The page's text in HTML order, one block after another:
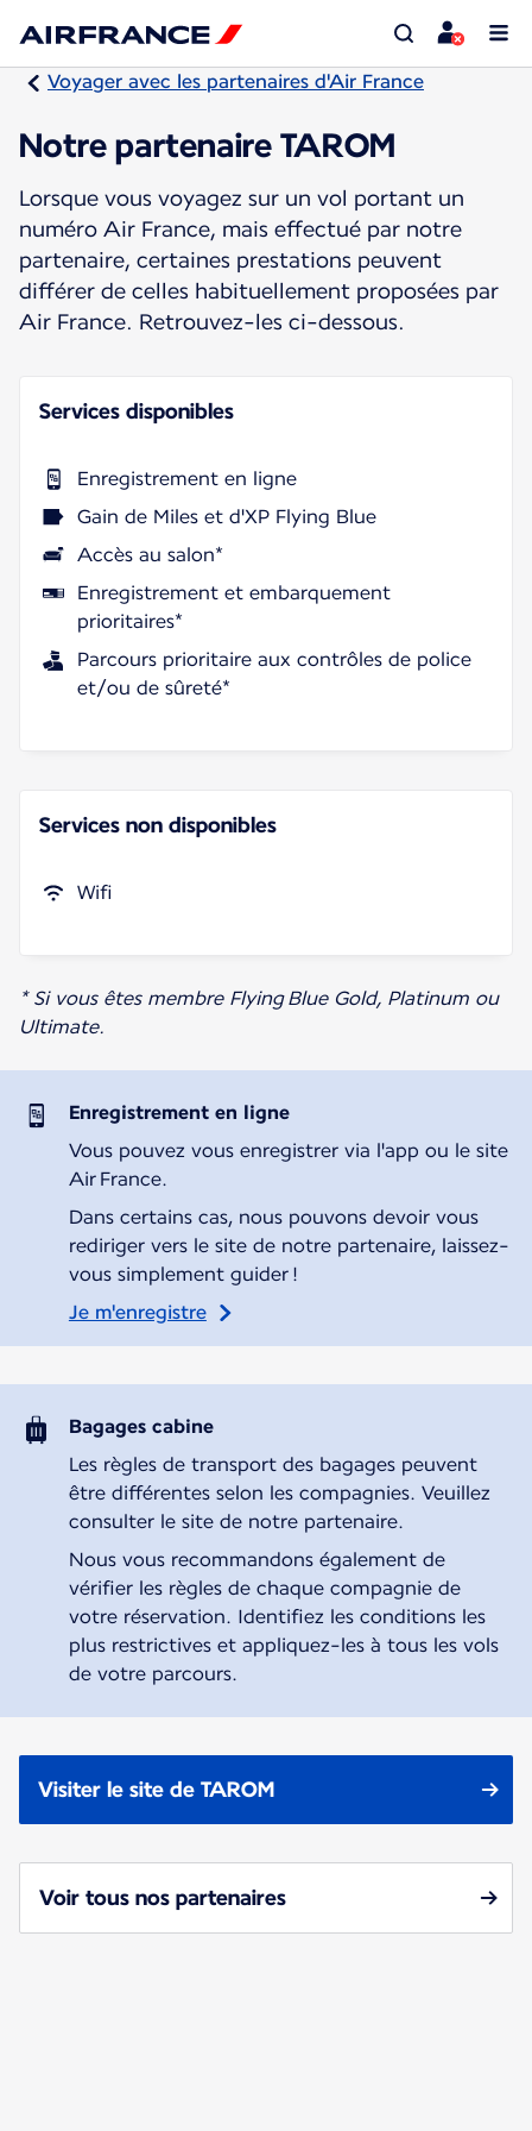
Voyager avec les partenaires d'Air France
Notre partenaire TAROM
Lorsque vous voyagez sur un vol portant un
numéro Air France, mais effectué par notre
partenaire, certaines prestations peuvent
différer de celles habituellement proposées par
Air France. Retrouvez-les ci-dessous.
Services disponibles
Enregistrement en ligne
Gain de Miles et d'XP Flying Blue
Accès au salon*
Enregistrement et embarquement
prioritaires*
Parcours prioritaire aux contrôles de police
et/ou de sûreté*
Services non disponibles
Wifi
* Si vous êtes membre Flying Blue Gold, Platinum ou
Ultimate.
Enregistrement en ligne
Vous pouvez vous enregistrer via l'app ou le site
Air France.
Dans certains cas, nous pouvons devoir vous
rediriger vers le site de notre partenaire, laissez-
vous simplement guider !
Je m'enregistre
Bagages cabine
Les règles de transport des bagages peuvent
être différentes selon les compagnies. Veuillez
consulter le site de notre partenaire.
Nous vous recommandons également de
vérifier les règles de chaque compagnie de
votre réservation. Identifiez les conditions les
plus restrictives et appliquez-les à tous les vols
de votre parcours.
Visiter le site de TAROM
Voir tous nos partenaires